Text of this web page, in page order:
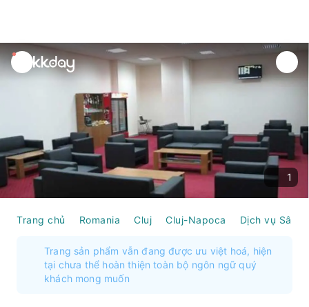
unread
notifications
1
Trang chủ Romania Cluj Cluj-Napoca Dịch vụ Sân
Trang sản phẩm vẫn đang được ưu việt hoá, hiện
tại chưa thể hoàn thiện toàn bộ ngôn ngữ quý
khách mong muốn